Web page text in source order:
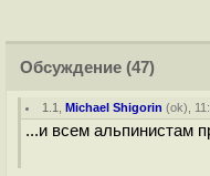
Обсуждение (47)
1.1 ,Michael Shigorin (ok),
...и всем альпинистам